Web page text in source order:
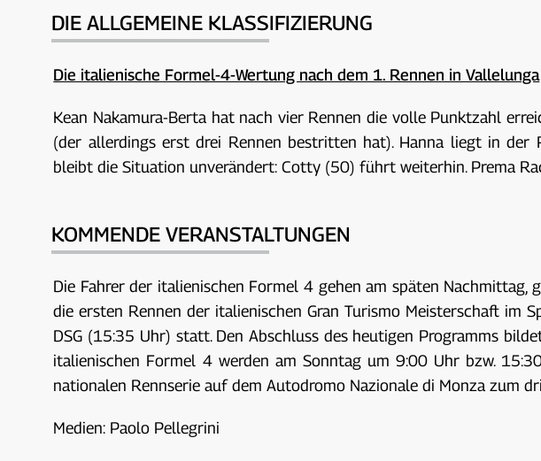
DIE ALLGEMEINE KLASSIFIZIERUNG
Die italienische Formel-4-Wertung nach dem 1. Rennen in Vallelunga
Kean Nakamura-Berta hat nach vier Rennen die volle Punktzahl
(der allerdings erst drei Rennen bestritten hat). Hanna liegt in
bleibt die Situation unverändert: Cotty (50) führt weiterhin. Prema
KOMMENDE VERANSTALTUNGEN
Die Fahrer der italienischen Formel 4 gehen am späten
die ersten Rennen der italienischen Gran Turismo Meisterschaft im
DSG (15:35 Uhr) statt. Den Abschluss des heutigen Programms
italienischen Formel 4 werden am Sonntag um 9:00 Uhr bzw.
nationalen Rennserie auf dem Autodromo Nazionale di Monza zum
Medien: Paolo Pellegrini